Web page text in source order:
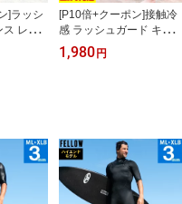
]ラッシ
レデ
〜3L
上 FELL
ール 紫
策 18F
[P10倍+クーポン]接触冷
感 ラッシュガード キッ
ズ レギンス UPF50+ 8
0〜150サイズ UVカット
3
1,980 円